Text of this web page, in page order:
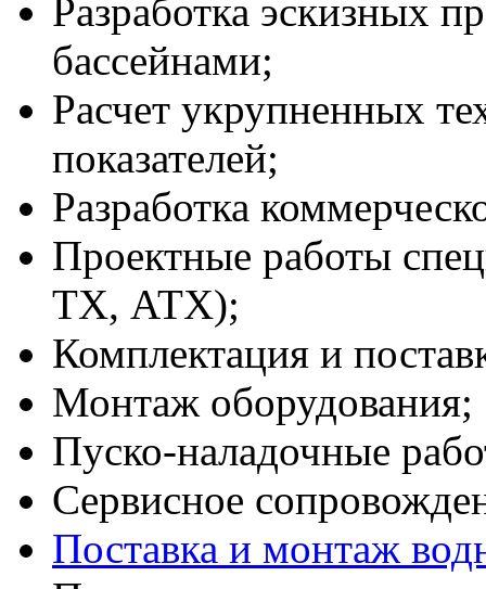
Разработка эскизных
бассейнами;
Расчет укрупненных
показателей;
Разработка
Проектные работы
ТХ, АТХ);
Комплектация и
Монтаж оборудования;
Пуско-наладочные
Сервисное
Поставка и монтаж